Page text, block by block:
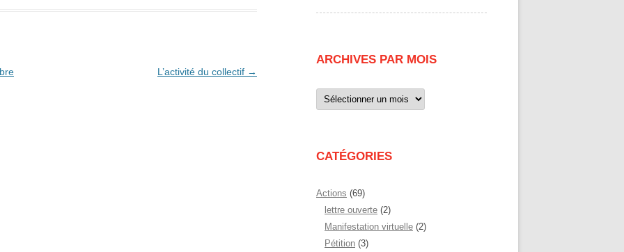
L’activité du collectif →
ARCHIVES PAR MOIS
Archives
par
CATÉGORIES
Actions (69)
lettre ouverte (2)
Manifestation virtuelle (2)
Pétition (3)